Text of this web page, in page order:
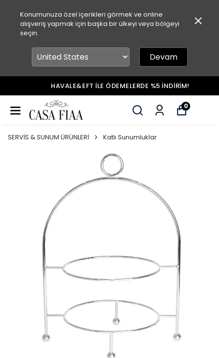
Konumunuza özel içerikleri görmek ve online
alışveriş yapmak için başka bir ülkeyi veya bölgeyi
seçin.
Devam
HAVALE&EFT İLE ÖDEMELERDE %5 İNDİRİM!
0
SERVİS & SUNUM ÜRÜNLERİ Katlı Sunumluklar